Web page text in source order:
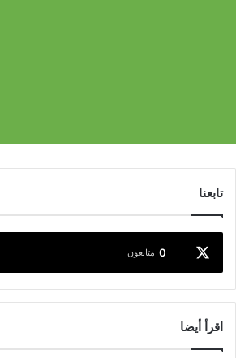
تابعنا
0 متابعون
اقرأ أيضا